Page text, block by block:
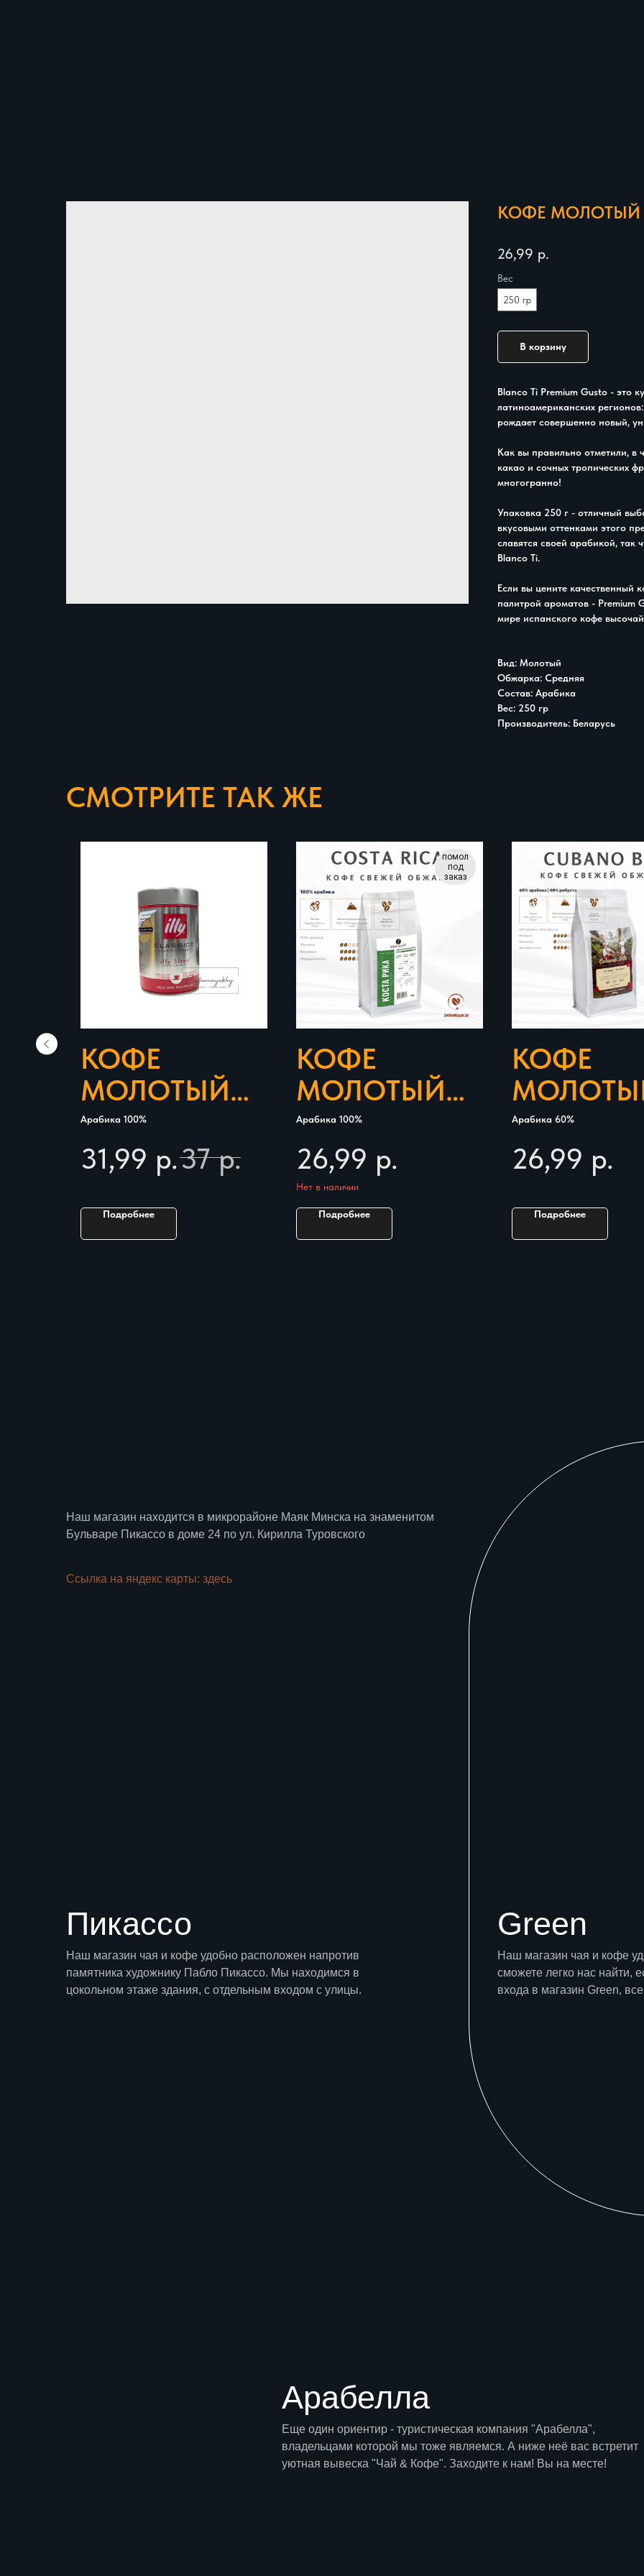
КОФЕ МОЛОТЫЙ
26,99 р.
Вес
250 гр
В корзину
Blanco Ti Premium Gusto - это
латиноамериканских
рождает совершенно новый,
Как вы правильно отметили, в
какао и сочных тропических
многогранно!
Упаковка 250 г - отличный
вкусовыми оттенками этого
славятся своей арабикой, так
Blanco Ti.
Если вы цените
палитрой ароматов - Premium
мире испанского кофе
Вид: Молотый
Обжарка: Средняя
Состав: Арабика
Вес: 250 гр
Производитель: Беларусь
СМОТРИТЕ ТАК ЖЕ
КОФЕ
МОЛОТЫЙ
ILLY
CLASSICO
250 ГР
Арабика 100%
31,99 р.37 р.
Подробнее
помол
под
заказ
КОФЕ
МОЛОТЫЙ
BLANCOTI
COSTA RICA
Арабика 100%
26,99 р.
Нет в наличии
Подробнее
КОФЕ
BLANCO TI
CUBANO
Арабика 60%
26,99 р.
Подробнее
Наш магазин находится в микрорайоне Маяк Минска на знаменитом
Бульваре Пикассо в доме 24 по ул. Кирилла Туровского
Наш магазин чая и кофе удобно расположен напротив
памятника художнику Пабло Пикассо. Мы находимся в
цокольном этаже здания, с отдельным входом с улицы.
Пикассо
Наш магазин чая и кофе
сможете легко нас найти,
входа в магазин Green,
Green
Еще один ориентир - туристическая компания "Арабелла",
владельцами которой мы тоже являемся. А ниже неё вас встретит
уютная вывеска "Чай & Кофе". Заходите к нам! Вы на месте!
Арабелла
Ссылка на яндекс карты: здесь